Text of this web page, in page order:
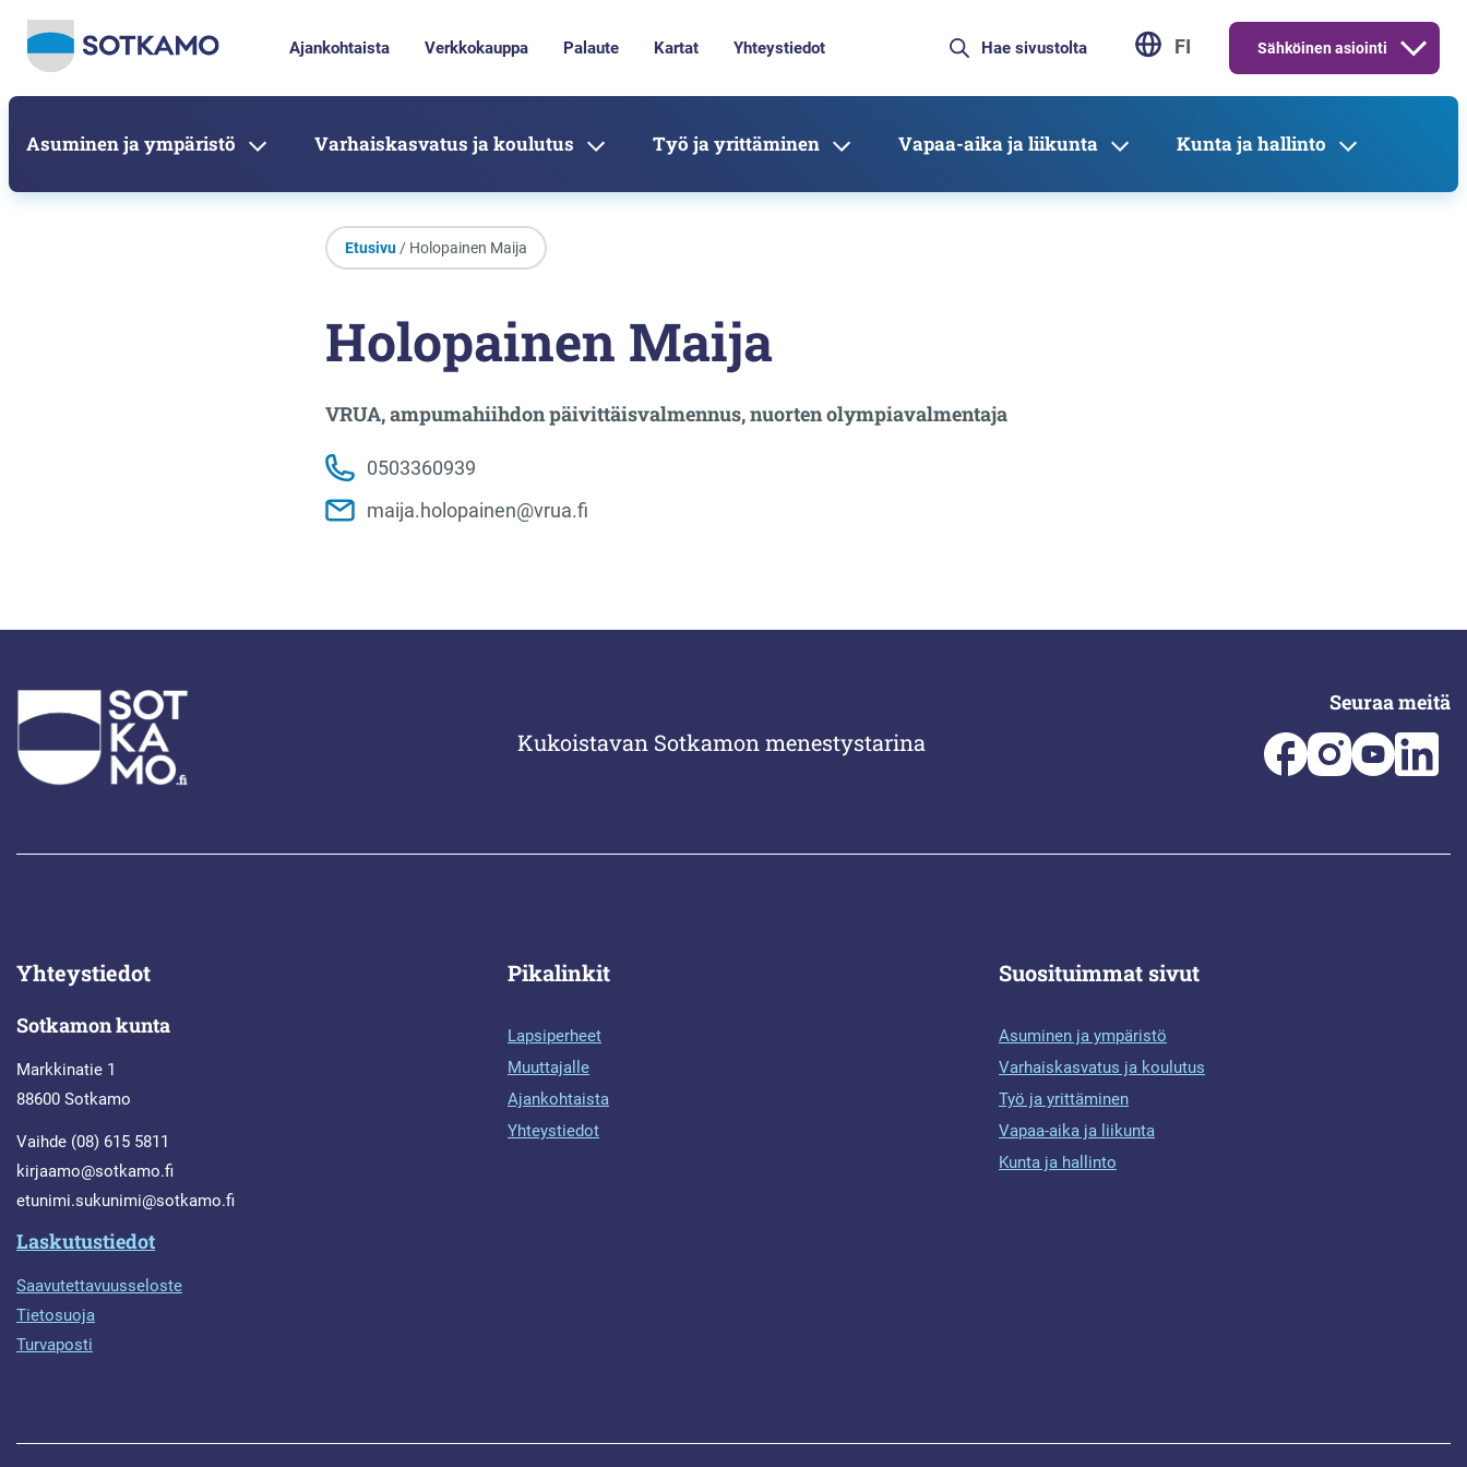
Ajankohtaista Verkkokauppa Palaute Kartat Yhteystiedot FI Sähköinen asiointi
Asuminen ja ympäristö Varhaiskasvatus ja koulutus Työ ja yrittäminen Vapaa-aika ja liikunta Kunta ja hallinto
Etusivu/ Holopainen Maija
Holopainen Maija
VRUA, ampumahiihdon päivittäisvalmennus, nuorten olympiavalmentaja
0503360939
maija.holopainen@vrua.fi
Kukoistavan Sotkamon menestystarina
Seuraa meitä
Yhteystiedot
Sotkamon kunta
Markkinatie 1
88600 Sotkamo
Vaihde (08) 615 5811
kirjaamo@sotkamo.fi
etunimi.sukunimi@sotkamo.fi
Laskutustiedot
Saavutettavuusseloste
Tietosuoja
Turvaposti
Pikalinkit
Lapsiperheet
Muuttajalle
Ajankohtaista
Yhteystiedot
Suosituimmat sivut
Asuminen ja ympäristö
Varhaiskasvatus ja koulutus
Työ ja yrittäminen
Vapaa-aika ja liikunta
Kunta ja hallinto